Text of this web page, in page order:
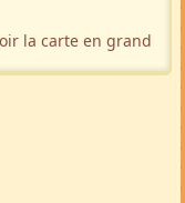
la carte en grand